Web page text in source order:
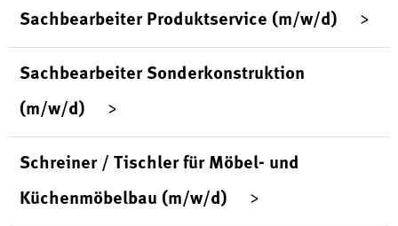
Sachbearbeiter Produktservice (m/w/d)
Sachbearbeiter Sonderkonstruktion
(m/w/d)
Schreiner / Tischler für Möbel- und
Küchenmöbelbau (m/w/d)